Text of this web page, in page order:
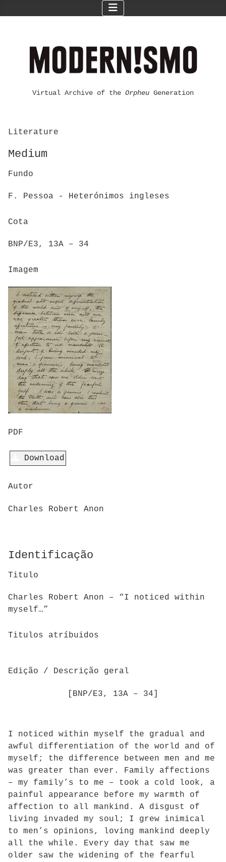
Virtual Archive of the Orpheu Generation
Literature
Medium
Fundo
F. Pessoa - Heterónimos ingleses
Cota
BNP/E3, 13A – 34
Imagem
PDF
Download
Autor
Charles Robert Anon
Identificação
Titulo
Charles Robert Anon – “I noticed within
myself…”
Titulos atríbuidos
Edição / Descrição geral
[BNP/E3, 13A – 34]
I noticed within myself the gradual and
awful differentiation of the world and of
myself; the difference between men and me
was greater than ever. Family affections
– my family’s to me – took a cold look, a
painful appearance before my warmth of
affection to all mankind. A disgust of
living invaded my soul; I grew inimical
to men’s opinions, loving mankind deeply
all the while. Every day that saw me
older saw the widening of the fearful